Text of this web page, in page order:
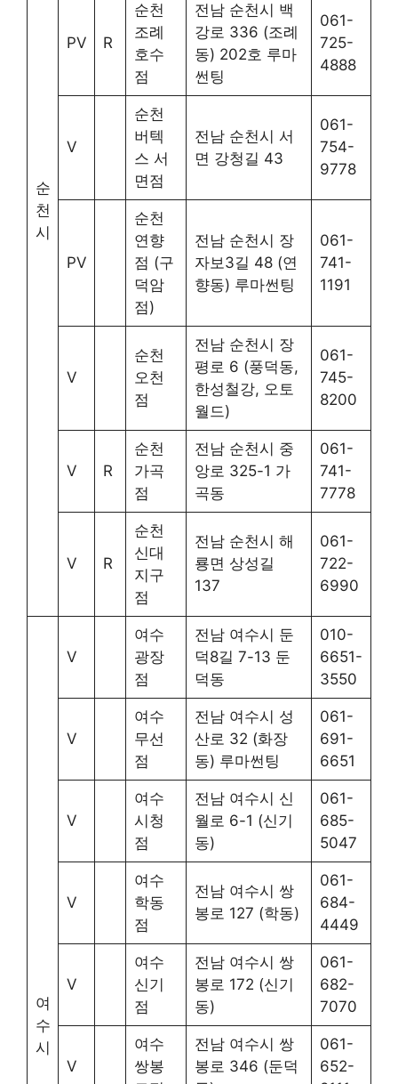
순
천
시
PV R
순천
조례
호수
점
전남 순천시 백
강로 336 (조례
동) 202호 루마
썬팅
061-
725-
4888
V
순천
버텍
스 서
면점
전남 순천시 서
면 강청길 43
061-
754-
9778
PV
순천
연향
점 (구
덕암
점)
전남 순천시 장
자보3길 48 (연
향동) 루마썬팅
061-
741-
1191
V
순천
오천
점
전남 순천시 장
평로 6 (풍덕동,
한성철강, 오토
월드)
061-
745-
8200
V R
순천
가곡
점
전남 순천시 중
앙로 325-1 가
곡동
061-
741-
7778
V R
순천
신대
지구
점
전남 순천시 해
룡면 상성길
137
061-
722-
6990
여
수
시
V
여수
광장
점
전남 여수시 둔
덕8길 7-13 둔
덕동
010-
6651-
3550
V
여수
무선
점
전남 여수시 성
산로 32 (화장
동) 루마썬팅
061-
691-
6651
V
여수
시청
점
전남 여수시 신
월로 6-1 (신기
동)
061-
685-
5047
V
여수
학동
점
전남 여수시 쌍
봉로 127 (학동)
061-
684-
4449
V
여수
신기
점
전남 여수시 쌍
봉로 172 (신기
동)
061-
682-
7070
V
여수
쌍봉
전남 여수시 쌍
봉로 346 (둔덕
061-
652-